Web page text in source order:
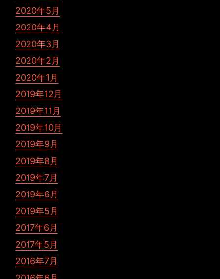
2020年5月
2020年4月
2020年3月
2020年2月
2020年1月
2019年12月
2019年11月
2019年10月
2019年9月
2019年8月
2019年7月
2019年6月
2019年5月
2017年6月
2017年5月
2016年7月